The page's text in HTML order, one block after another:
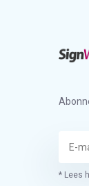
* Lees